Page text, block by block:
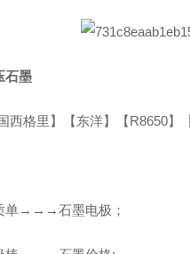
石墨
西格里】【东洋】【R8650】
单→→→石墨电极；